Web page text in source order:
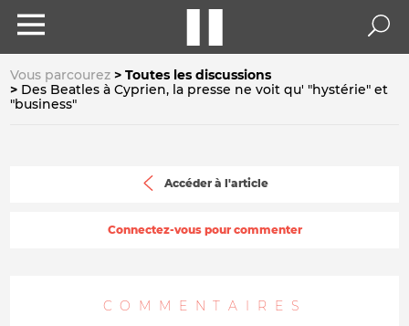
Vous parcourez
Toutes les discussions
Des Beatles à Cyprien, la presse ne voit qu' "hystérie" et
"business"
Accéder à l'article
Connectez-vous pour commenter
COMMENTAIRES